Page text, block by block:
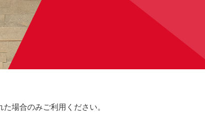
場合のみご利用ください。